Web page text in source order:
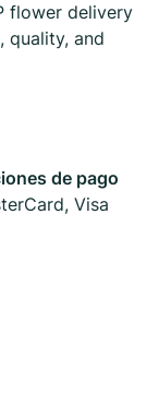
flower delivery
quality, and
de pago
Visa